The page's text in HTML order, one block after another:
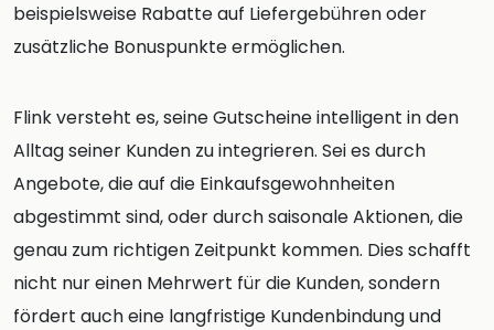
beispielsweise Rabatte auf Liefergebühren oder
zusätzliche Bonuspunkte ermöglichen.
Flink versteht es, seine Gutscheine intelligent in den
Alltag seiner Kunden zu integrieren. Sei es durch
Angebote, die auf die Einkaufsgewohnheiten
abgestimmt sind, oder durch saisonale Aktionen, die
genau zum richtigen Zeitpunkt kommen. Dies schafft
nicht nur einen Mehrwert für die Kunden, sondern
fördert auch eine langfristige Kundenbindung und